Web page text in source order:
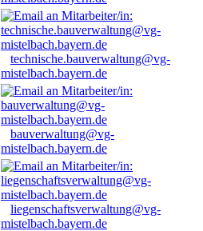
technische.bauverwaltung@vg-
mistelbach.bayern.de
bauverwaltung@vg-
mistelbach.bayern.de
liegenschaftsverwaltung@vg-
mistelbach.bayern.de